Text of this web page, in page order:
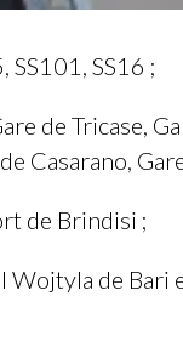
SS16 ;
Gare
Casarano,
Brindisi ;
de Bari et